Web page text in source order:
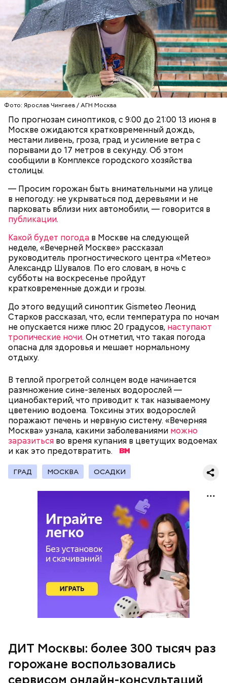
Фото: Ярослав Чингаев / АГН Москва
По прогнозам синоптиков, с 9:00 до 21:00 13 июня в
Москве ожидаются кратковременный дождь,
местами ливень, гроза, град и усиление ветра с
порывами до 17 метров в секунду. Об этом
сообщили в Комплексе городского хозяйства
столицы.
— Просим горожан быть внимательными на улице
в непогоду: не укрываться под деревьями и не
парковать вблизи них автомобили, — говорится в
публикации.
Какой будет погода в Москве на следующей
неделе, «Вечерней Москве» рассказал
руководитель прогностического центра «Метео»
Александр Шувалов. По его словам, в ночь с
субботы на воскресенье пройдут
кратковременные дожди и грозы.
До этого ведущий синоптик Gismeteo Леонид
Старков рассказал, что, если температура по ночам
не опускается ниже плюс 20 градусов, наступают
тропические ночи. Он отметил, что такая погода
опасна для здоровья и мешает нормальному
отдыху.
В теплой прогретой солнцем воде начинается
размножение сине-зеленых водорослей —
цианобактерий, что приводит к так называемому
цветению водоема. Токсины этих водорослей
поражают печень и нервную систему. «Вечерняя
Москва» узнала, какими заболеваниями можно
заразиться во время купания в цветущих водоемах
и как это предотвратить.
ГРАД МОСКВА ОСАДКИ
ДИТ Москвы: более 300 тысяч раз
горожане воспользовались
сервисом онлайн-консультаций
Создание, развитие и эксплуатация
Далее следует запайка выводных элементов.
Простыми словами, плату помещают в устройство,
Если большую часть работы выполняют роботы, то
что же остается людям?
— Одна из задач специалистов — управление
умными машинами. Кроме того, установить
некоторые компоненты и исправить неточности
может только человек, — говорит Павел и
предлагает перейти в соседний цех.